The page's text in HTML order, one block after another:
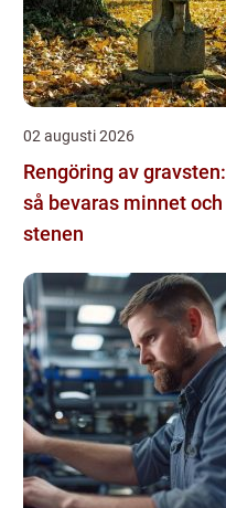
02 augusti 2026
Rengöring av gravsten:
så bevaras minnet och
stenen